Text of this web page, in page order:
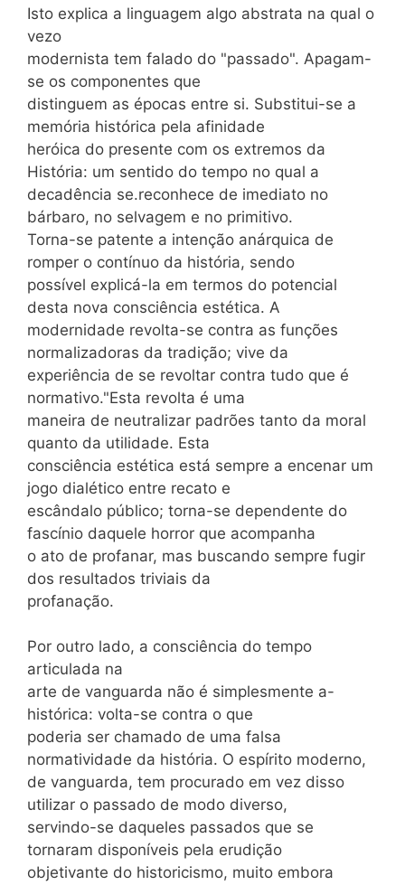
Isto explica a linguagem algo abstrata na qual o
vezo
modernista tem falado do "passado". Apagam-
se os componentes que
distinguem as épocas entre si. Substitui-se a
memória histórica pela afinidade
heróica do presente com os extremos da
História: um sentido do tempo no qual a
decadência se.reconhece de imediato no
bárbaro, no selvagem e no primitivo.
Torna-se patente a intenção anárquica de
romper o contínuo da história, sendo
possível explicá-la em termos do potencial
desta nova consciência estética. A
modernidade revolta-se contra as funções
normalizadoras da tradição; vive da
experiência de se revoltar contra tudo que é
normativo."Esta revolta é uma
maneira de neutralizar padrões tanto da moral
quanto da utilidade. Esta
consciência estética está sempre a encenar um
jogo dialético entre recato e
escândalo público; torna-se dependente do
fascínio daquele horror que acompanha
o ato de profanar, mas buscando sempre fugir
dos resultados triviais da
profanação.
Por outro lado, a consciência do tempo
articulada na
arte de vanguarda não é simplesmente a-
histórica: volta-se contra o que
poderia ser chamado de uma falsa
normatividade da história. O espírito moderno,
de vanguarda, tem procurado em vez disso
utilizar o passado de modo diverso,
servindo-se daqueles passados que se
tornaram disponíveis pela erudição
objetivante do historicismo, muito embora